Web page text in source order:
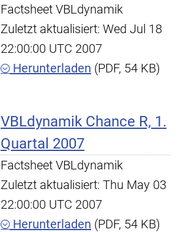
Factsheet VBLdynamik
Zuletzt aktualisiert: Wed Jul 18
22:00:00 UTC 2007
Herunterladen (PDF, 54 KB)
VBLdynamik Chance R, 1.
Quartal 2007
Factsheet VBLdynamik
Zuletzt aktualisiert: Thu May 03
22:00:00 UTC 2007
Herunterladen (PDF, 54 KB)